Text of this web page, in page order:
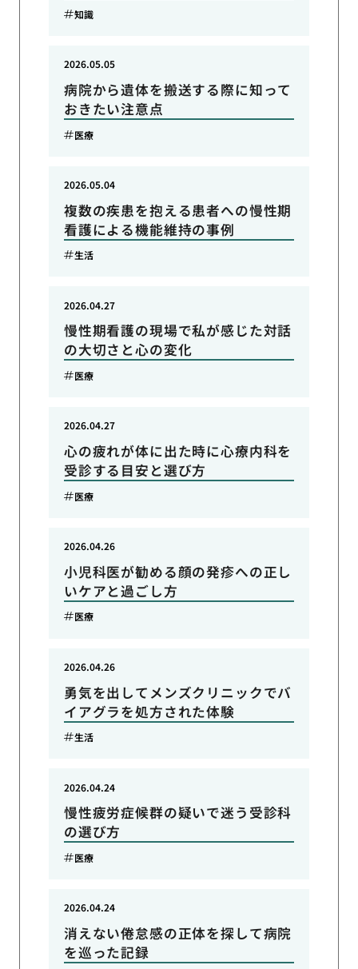
知識
病院から遺体を搬送する際に知って
おきたい注意点
2026.05.05
医療
複数の疾患を抱える患者への慢性期
看護による機能維持の事例
2026.05.04
生活
慢性期看護の現場で私が感じた対話
の大切さと心の変化
2026.04.27
医療
心の疲れが体に出た時に心療内科を
受診する目安と選び方
2026.04.27
医療
小児科医が勧める顔の発疹への正し
いケアと過ごし方
2026.04.26
医療
勇気を出してメンズクリニックでバ
イアグラを処方された体験
2026.04.26
生活
慢性疲労症候群の疑いで迷う受診科
の選び方
2026.04.24
医療
消えない倦怠感の正体を探して病院
を巡った記録
2026.04.24